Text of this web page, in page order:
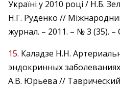
Україні у 2010 році / Н.Б.
Н.Г. Руденко //
журнал. – 2011. – № 3 (35). –
15. Каладзе Н.Н.
эндокринных
А.В. Юрьева //